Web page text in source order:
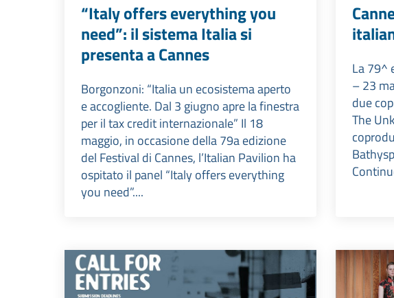
“Italy offers everything you
need”: il sistema Italia si
presenta a Cannes
Borgonzoni: “Italia un ecosistema aperto
e accogliente. Dal 3 giugno apre la finestra
per il tax credit internazionale” Il 18
maggio, in occasione della 79a edizione
del Festival di Cannes, l’Italian Pavilion ha
ospitato il panel “Italy offers everything
you need”....
La 79^
– 23
due
The